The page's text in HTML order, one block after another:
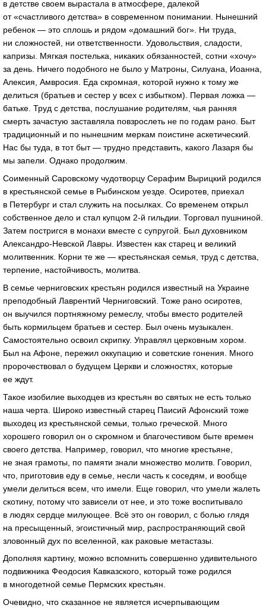
в детстве своем вырастала в атмосфере, далекой
от «счастливого детства» в современном понимании. Нынешний
ребенок — это сплошь и рядом «домашний бог». Ни труда,
ни сложностей, ни ответственности. Удовольствия, сладости,
капризы. Мягкая постелька, никаких обязанностей, сотни «хочу»
за день. Ничего подобного не было у Матроны, Силуана, Иоанна,
Алексия, Амвросия. Еда скромная, которой нужно к тому же
делиться (братьев и сестер у всех с избытком). Первая ложка —
батьке. Труд с детства, послушание родителям, чья ранняя
смерть зачастую заставляла повзрослеть не по годам рано. Быт
традиционный и по нынешним меркам поистине аскетический.
Нас бы туда, в тот быт — трудно представить, какого Лазаря бы
мы запели. Однако продолжим.
Соименный Саровскому чудотворцу Серафим Вырицкий родился
в крестьянской семье в Рыбинском уезде. Осиротев, приехал
в Петербург и стал служить на посылках. Со временем открыл
собственное дело и стал купцом 2-й гильдии. Торговал пушниной.
Затем постригся в монахи вместе с супругой. Был духовником
Александро-Невской Лавры. Известен как старец и великий
молитвенник. Корни те же — крестьянская семья, труд с детства,
терпение, настойчивость, молитва.
В семье черниговских крестьян родился известный на Украине
преподобный Лаврентий Черниговский. Тоже рано осиротев,
он выучился портняжному ремеслу, чтобы вместо родителей
быть кормильцем братьев и сестер. Был очень музыкален.
Самостоятельно освоил скрипку. Управлял церковным хором.
Был на Афоне, пережил оккупацию и советские гонения. Много
пророчествовал о будущем Церкви и сложностях, которые
ее ждут.
Такое изобилие выходцев из крестьян во святых не есть только
наша черта. Широко известный старец Паисий Афонский тоже
выходец из крестьянской семьи, только греческой. Много
хорошего говорил он о скромном и благочестивом быте времен
своего детства. Например, говорил, что многие крестьяне,
не зная грамоты, по памяти знали множество молитв. Говорил,
что, приготовив еду в семье, несли часть к соседям, и вообще
умели делиться всем, что имели. Еще говорил, что умели жалеть
скотину, потому что зависели от нее, и это тоже воспитывало
в людях сердце милующее. Всё это он говорил, с болью глядя
на пресыщенный, эгоистичный мир, распространяющий свой
зловонный дух по вселенной, как раковые метастазы.
Дополняя картину, можно вспомнить совершенно удивительного
подвижника Феодосия Кавказского, который тоже родился
в многодетной семье Пермских крестьян.
Очевидно, что сказанное не является исчерпывающим